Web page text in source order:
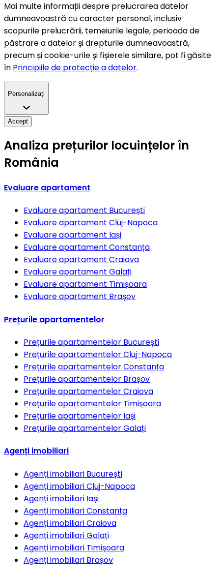
Mai multe informații despre prelucrarea datelor
dumneavoastră cu caracter personal, inclusiv
scopurile prelucrării, temeiurile legale, perioada de
păstrare a datelor și drepturile dumneavoastră,
precum și cookie-urile și fișierele similare, pot fi găsite
în Principiile de protecție a datelor.
Personalizați
Accept
Analiza prețurilor locuințelor în
România
Evaluare apartament
Evaluare apartament București
Evaluare apartament Cluj-Napoca
Evaluare apartament Iași
Evaluare apartament Constanța
Evaluare apartament Craiova
Evaluare apartament Galați
Evaluare apartament Timișoara
Evaluare apartament Brașov
Prețurile apartamentelor
Prețurile apartamentelor București
Prețurile apartamentelorCluj-Napoca
Prețurile apartamentelorConstanța
Prețurile apartamentelor Brașov
Prețurile apartamentelorCraiova
Prețurile apartamentelor Timișoara
Prețurile apartamentelor Iași
Prețurile apartamentelorGalați
Agenți imobiliari
Agenți imobiliari București
Agenți imobiliariCluj-Napoca
Agenți imobiliari Iași
Agenți imobiliariConstanța
Agenți imobiliariCraiova
Agenți imobiliariGalați
Agenți imobiliari Timișoara
Agenți imobiliari Brașov